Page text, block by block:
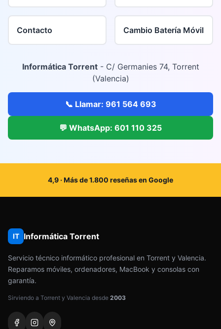
Contacto Cambio Batería Móvil
Informática Torrent- C/ Germanies 74, Torrent
(Valencia)
📞 Llamar: 961 564 693
💬 WhatsApp: 601 110 325
4,9 · Más de 1.800 reseñas en Google
IT Informática Torrent
Servicio técnico informático profesional en Torrent y Valencia.
Reparamos móviles, ordenadores, MacBook y consolas con
garantía.
Sirviendo a Torrent y Valencia desde 2003